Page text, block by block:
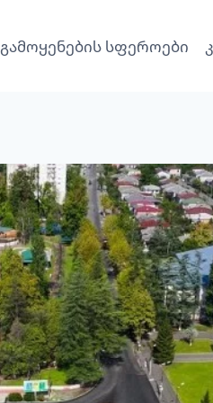
გამოყენების სფეროები